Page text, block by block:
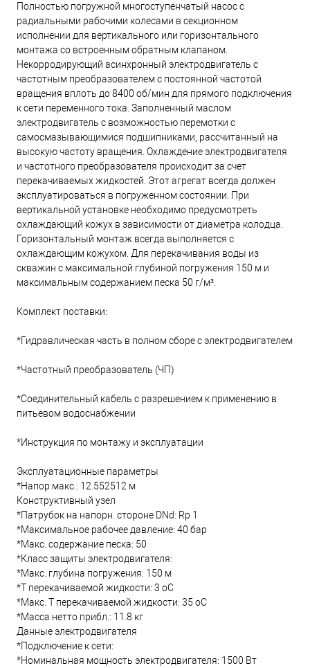
Полностью погружной многоступенчатый насос с
радиальными рабочими колесами в секционном
исполнении для вертикального или горизонтального
монтажа со встроенным обратным клапаном.
Некорродирующий асинхронный электродвигатель с
частотным преобразователем с постоянной частотой
вращения вплоть до 8400 об/мин для прямого подключения
к сети переменного тока. Заполненный маслом
электродвигатель с возможностью перемотки с
самосмазывающимися подшипниками, рассчитанный на
высокую частоту вращения. Охлаждение электродвигателя
и частотного преобразователя происходит за счет
перекачиваемых жидкостей. Этот агрегат всегда должен
эксплуатироваться в погруженном состоянии. При
вертикальной установке необходимо предусмотреть
охлаждающий кожух в зависимости от диаметра колодца.
Горизонтальный монтаж всегда выполняется с
охлаждающим кожухом. Для перекачивания воды из
скважин с максимальной глубиной погружения 150 м и
максимальным содержанием песка 50 г/м³.
Комплект поставки:
*Гидравлическая часть в полном сборе с электродвигателем
*Частотный преобразователь (ЧП)
*Соединительный кабель с разрешением к применению в
питьевом водоснабжении
*Инструкция по монтажу и эксплуатации
Эксплуатационные параметры
*Напор макс.: 12.552512 м
Конструктивный узел
*Патрубок на напорн. стороне DNd: Rp 1
*Максимальное рабочее давление: 40 бар
*Макс. содержание песка: 50
*Класс защиты электродвигателя:
*Макс. глубина погружения: 150 м
*Т перекачиваемой жидкости: 3 oC
*Макс. T перекачиваемой жидкости: 35 oC
*Масса нетто прибл.: 11.8 кг
Данные электродвигателя
*Подключение к сети:
*Номинальная мощность электродвигателя: 1500 Вт